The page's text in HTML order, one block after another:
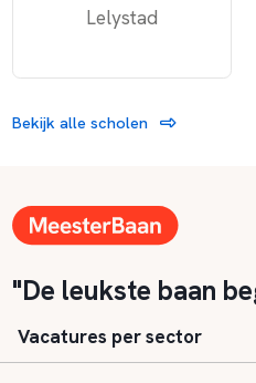
Lelystad
Bekijk alle scholen
"De leukste baan
Vacatures per sector